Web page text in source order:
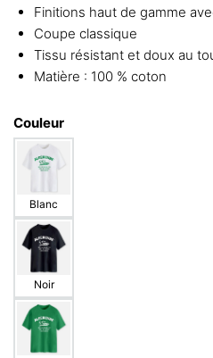
Finitions haut de gamme
Coupe classique
Tissu résistant et doux au
Matière : 100 % coton
Couleur
Blanc
Noir